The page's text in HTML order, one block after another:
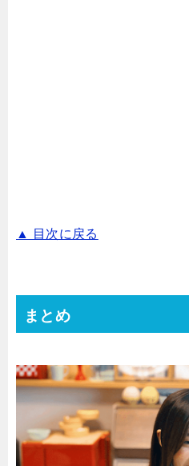
▲ 目次に戻る
まとめ